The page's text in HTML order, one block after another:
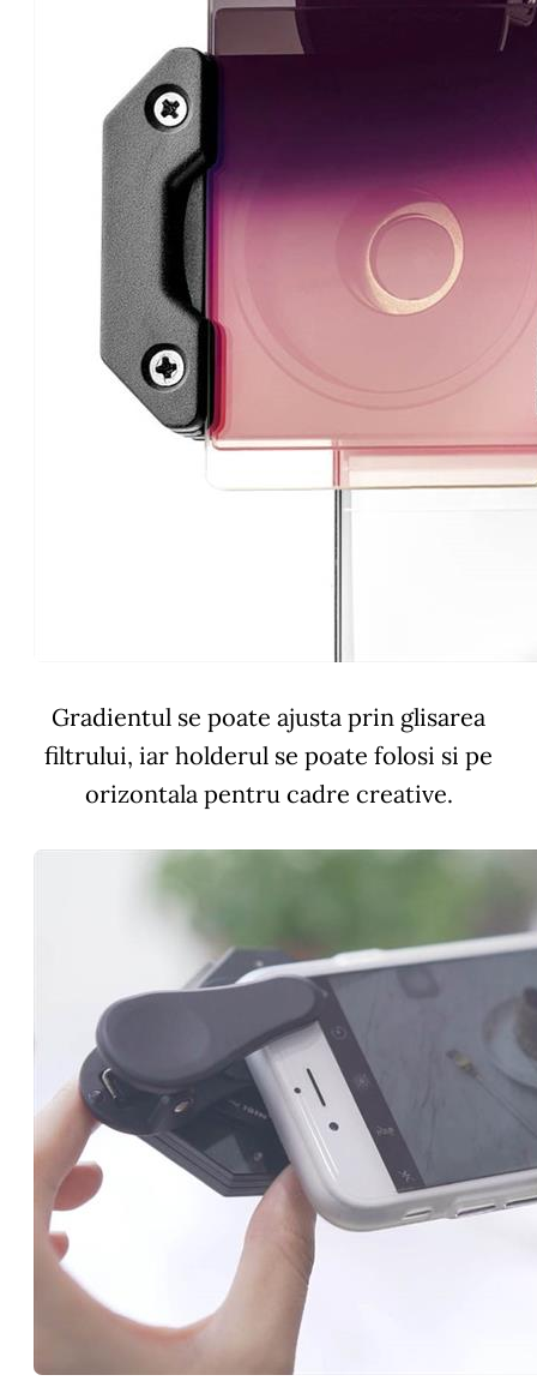
Gradientul se poate ajusta prin glisarea
filtrului, iar holderul se poate folosi si pe
orizontala pentru cadre creative.